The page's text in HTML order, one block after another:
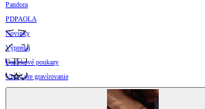
Pandora
PDPAOLA
Novinky
Výpredaj
Darčekové poukazy
Vzory pre gravírovanie